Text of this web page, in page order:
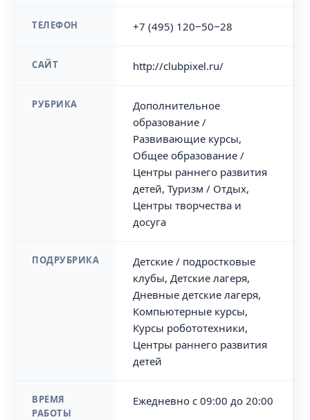
ТЕЛЕФОН +7 (495) 120‒50‒28
САЙТ http://clubpixel.ru/
РУБРИКА
Дополнительное
образование /
Развивающие курсы,
Общее образование /
Центры раннего развития
детей, Туризм / Отдых,
Центры творчества и
досуга
ПОДРУБРИКА
Детские / подростковые
клубы, Детские лагеря,
Дневные детские лагеря,
Компьютерные курсы,
Курсы робототехники,
Центры раннего развития
детей
ВРЕМЯ
РАБОТЫ
Ежедневно с 09:00 до 20:00